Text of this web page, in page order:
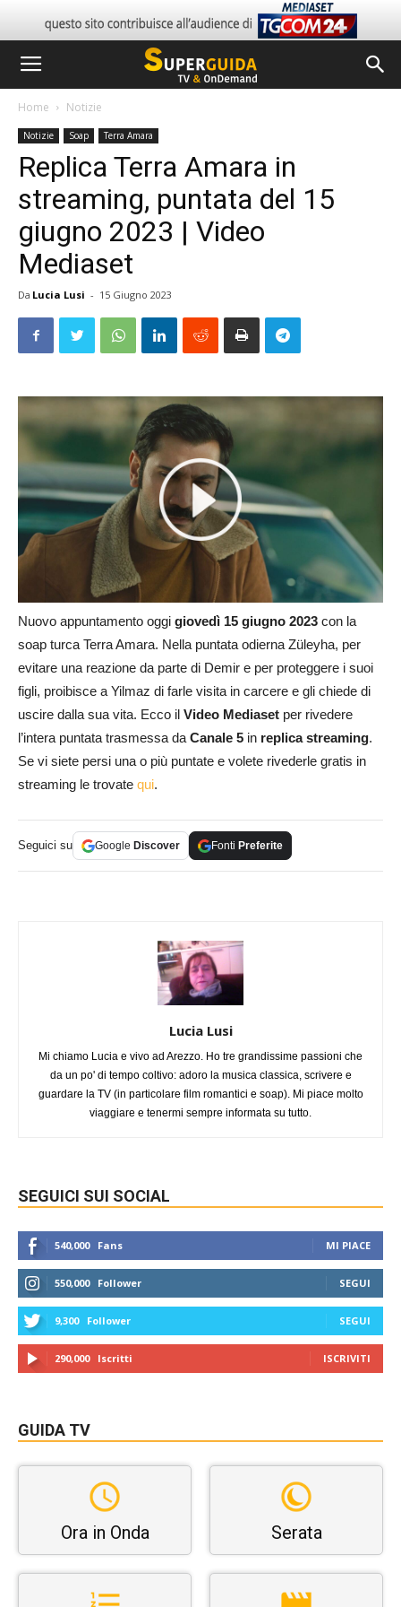
Home Notizie
Notizie Soap Terra Amara
Replica Terra Amara in
streaming, puntata del 15
giugno 2023 | Video
Mediaset
Da Lucia Lusi - 15 Giugno 2023
Nuovo appuntamento oggi giovedì 15 giugno 2023 con la
soap turca Terra Amara. Nella puntata odierna Züleyha, per
evitare una reazione da parte di Demir e per proteggere i suoi
figli, proibisce a Yilmaz di farle visita in carcere e gli chiede di
uscire dalla sua vita. Ecco il Video Mediaset per rivedere
l’intera puntata trasmessa daCanale 5 in replica streaming.
Se vi siete persi una o più puntate e volete rivederle gratis in
streaming le trovate qui.
Seguici su Google Discover Fonti Preferite
Lucia Lusi
Mi chiamo Lucia e vivo ad Arezzo. Ho tre grandissime passioni che
da un po' di tempo coltivo: adoro la musica classica, scrivere e
guardare la TV (in particolare film romantici e soap). Mi piace molto
viaggiare e tenermi sempre informata su tutto.
SEGUICI SUI SOCIAL
540,000 Fans MI PIACE
550,000 Follower SEGUI
9,300 Follower SEGUI
290,000 Iscritti ISCRIVITI
GUIDA TV
Ora in Onda Serata